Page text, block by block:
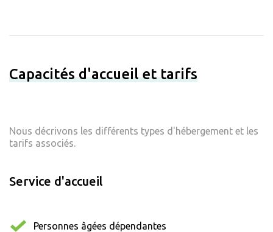
Capacités d'accueil et tarifs
Nous décrivons les différents types d'hébergement et les
tarifs associés.
Service d'accueil
Personnes âgées dépendantes